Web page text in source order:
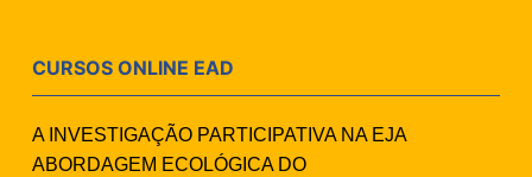
CURSOS ONLINE EAD
A INVESTIGAÇÃO PARTICIPATIVA NA EJA
ABORDAGEM ECOLÓGICA DO